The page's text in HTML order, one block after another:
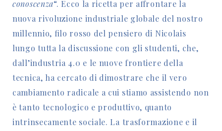
conoscenza“. Ecco la ricetta per affrontare la
nuova rivoluzione industriale globale del nostro
millennio, filo rosso del pensiero di Nicolais
lungo tutta la discussione con gli studenti, che,
dall’industria 4.0 e le nuove frontiere della
tecnica, ha cercato di dimostrare che il vero
cambiamento radicale a cui stiamo assistendo non
è tanto tecnologico e produttivo, quanto
intrinsecamente sociale. La trasformazione e il